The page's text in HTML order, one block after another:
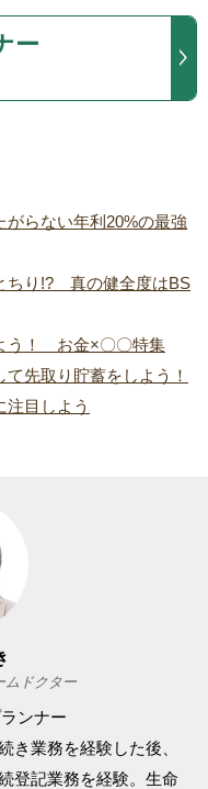
ー
らない年利20%の最強
ちり!? 真の健全度はBS
う！ お金×〇〇特集
先取り貯蓄をしよう！
目しよう
ムドクター
ンナー
き業務を経験した後、
登記業務を経験。生命